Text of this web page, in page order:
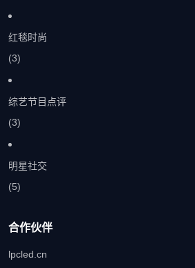
红毯时尚
(3)
综艺节目点评
(3)
明星社交
(5)
合作伙伴
lpcled.cn